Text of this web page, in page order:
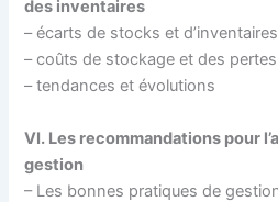
des inventaires
– écarts de stocks et d’inventaires
– coûts de stockage et des
– tendances et évolutions
VI. Les recommandations pour
gestion
– Les bonnes pratiques de